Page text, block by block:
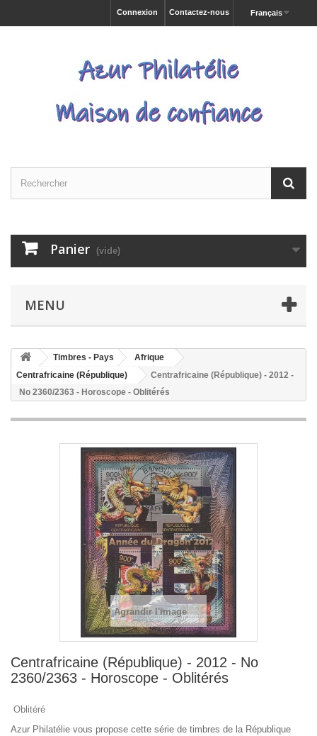
Français
Contactez-nous
Connexion
Panier (vide)
MENU
Timbres - Pays
Afrique
Centrafricaine (République)
Centrafricaine (République) - 2012 -
No 2360/2363 - Horoscope - Oblitérés
Agrandir l'image
Centrafricaine (République) - 2012 - No
2360/2363 - Horoscope - Oblitérés
Oblitéré
Azur Philatélie vous propose cette série de timbres de la République